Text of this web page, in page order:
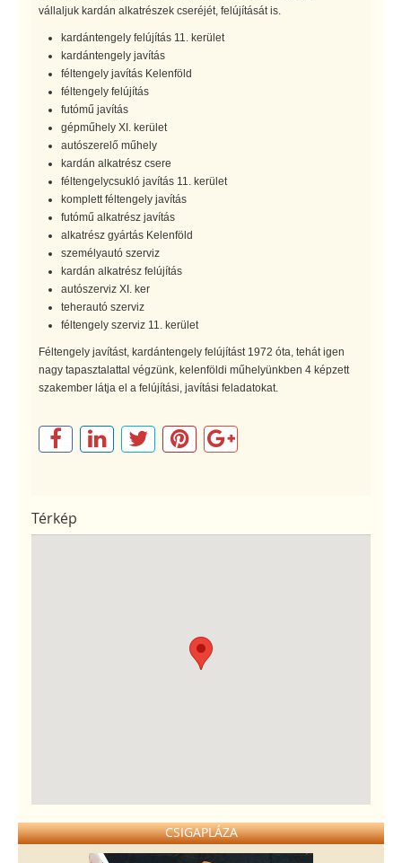
vállaljuk kardán alkatrészek cseréjét, felújítását is.
kardántengely felújítás 11. kerület
kardántengely javítás
féltengely javítás Kelenföld
féltengely felújítás
futómű javítás
gépműhely XI. kerület
autószerelő műhely
kardán alkatrész csere
féltengelycsukló javítás 11. kerület
komplett féltengely javítás
futómű alkatrész javítás
alkatrész gyártás Kelenföld
személyautó szerviz
kardán alkatrész felújítás
autószerviz XI. ker
teherautó szerviz
féltengely szerviz 11. kerület
Féltengely javítást, kardántengely felújítást 1972 óta, tehát igen
nagy tapasztalattal végzünk, kelenföldi műhelyünkben 4 képzett
szakember látja el a felújítási, javítási feladatokat.
Térkép
CSIGAPLÁZA